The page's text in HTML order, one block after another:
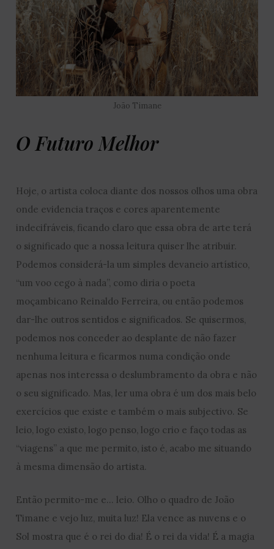
João Timane
O Futuro Melhor
Hoje, o artista coloca diante dos nossos olhos uma obra
onde evidencia traços e cores aparentemente
indecifráveis, ficando claro que essa obra de arte terá
o significado que a nossa leitura quiser lhe atribuir.
Podemos considerá-la um simples devaneio artístico,
“um voo cego à nada”, como diria o poeta
moçambicano Reinaldo Ferreira, ou então podemos
dar-lhe outros sentidos e significados. Se quisermos,
podemos nos conceder ao desplante de não fazer
nenhuma leitura e ficarmos numa condição onde
apenas nos interessa o deslumbramento da obra e não
o seu significado. Mas, ler uma obra é um dos mais belo
exercícios que existe e também o mais subjectivo. Se
leio, logo existo, logo penso, logo crio e faço todas as
“viagens” a que me permito, isto é, acabo me situando
à mesma dimensão do artista.
Então permito-me e… leio. Olho o quadro de João
Timane e vejo luz, muita luz! Ela vence as nuvens e o
Sol mostra que é o rei do dia! É o rei da vida! É a magia